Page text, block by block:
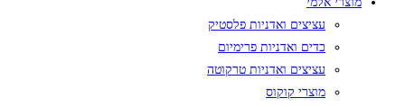
עציצים ואדניות פלסטיק
כדים ואדניות פרימיום
עציצים ואדניות טרקוטה
מוצרי קוקוס